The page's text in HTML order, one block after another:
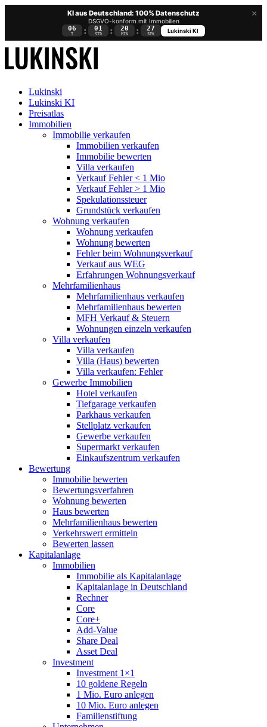
×
KI aus Deutschland: 100% Datenschutz
DSGVO-konform mit Immobilien
06
T : 01
STD : 20
MIN : 26
SEK
Lukinski KI
Lukinski
Lukinski KI
Preisatlas
Immobilien
Immobilie verkaufen
Immobilien verkaufen
Immobilie bewerten
Villa verkaufen
Verkauf Fehler < 1 Mio
Verkauf Fehler > 1 Mio
Spekulationssteuer
Grundstück verkaufen
Wohnung verkaufen
Wohnung verkaufen
Wohnung bewerten
Fehler beim Wohnungsverkauf
Verkauf aus WEG
Erfahrungen Wohnungsverkauf
Mehrfamilienhaus
Mehrfamilienhaus verkaufen
Mehrfamilienhaus bewerten
MFH Verkauf & Steuern
Wohnungen einzeln verkaufen
Villa verkaufen
Villa verkaufen
Villa (Haus) bewerten
Villa verkaufen: Fehler
Gewerbe Immobilien
Hotel verkaufen
Tiefgarage verkaufen
Parkhaus verkaufen
Stellplatz verkaufen
Gewerbe verkaufen
Supermarkt verkaufen
Einkaufszentrum verkaufen
Bewertung
Immobilie bewerten
Bewertungsverfahren
Wohnung bewerten
Haus bewerten
Mehrfamilienhaus bewerten
Verkehrswert ermitteln
Bewerten lassen
Kapitalanlage
Immobilien
Immobilie als Kapitalanlage
Kapitalanlage in Deutschland
Rechner
Core
Core+
Add-Value
Share Deal
Asset Deal
Investment
Investment 1×1
10 goldene Regeln
1 Mio. Euro anlegen
10 Mio. Euro anlegen
Familienstiftung